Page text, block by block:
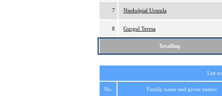
7 Niedośpiał Urszula
8 Gurgul Teresa
Totalling
List
No. Family name and given names